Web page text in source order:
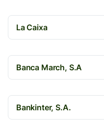
La Caixa
Banca March, S.A
Bankinter, S.A.